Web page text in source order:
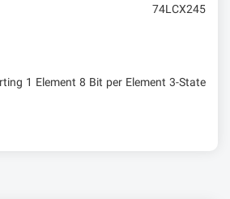
74LCX245
1 Element 8 Bit per Element 3-State